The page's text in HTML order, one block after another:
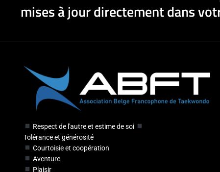
mises à jour directement dans
Respect de l'autre et estime de soi
Tolérance et générosité
Courtoisie et coopération
Aventure
Plaisir